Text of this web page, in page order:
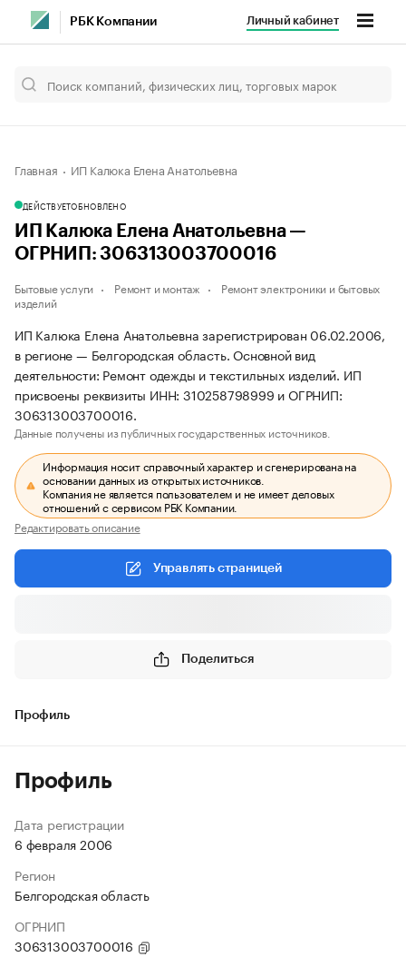
РБК Компании Личный кабинет
Главная ИП Калюка Елена Анатольевна
ДЕЙСТВУЕТОБНОВЛЕНО
ИП Калюка Елена Анатольевна —
ОГРНИП: 306313003700016
Бытовые услуги Ремонт и монтаж
Ремонт электроники и бытовых
изделий
ИП Калюка Елена Анатольевна зарегистрирован 06.02.2006,
в регионе — Белгородская область. Основной вид
деятельности: Ремонт одежды и текстильных изделий. ИП
присвоены реквизиты ИНН: 310258798999 и ОГРНИП:
306313003700016.
Данные получены из публичных государственных источников.
Информация носит справочный характер и сгенерирована на
основании данных из открытых источников.
Компания не является пользователем и не имеет деловых
отношений с сервисом РБК Компании.
Редактировать описание
Управлять страницей
Поделиться
Профиль
Профиль
Дата регистрации
6 февраля 2006
Регион
Белгородская область
ОГРНИП
306313003700016